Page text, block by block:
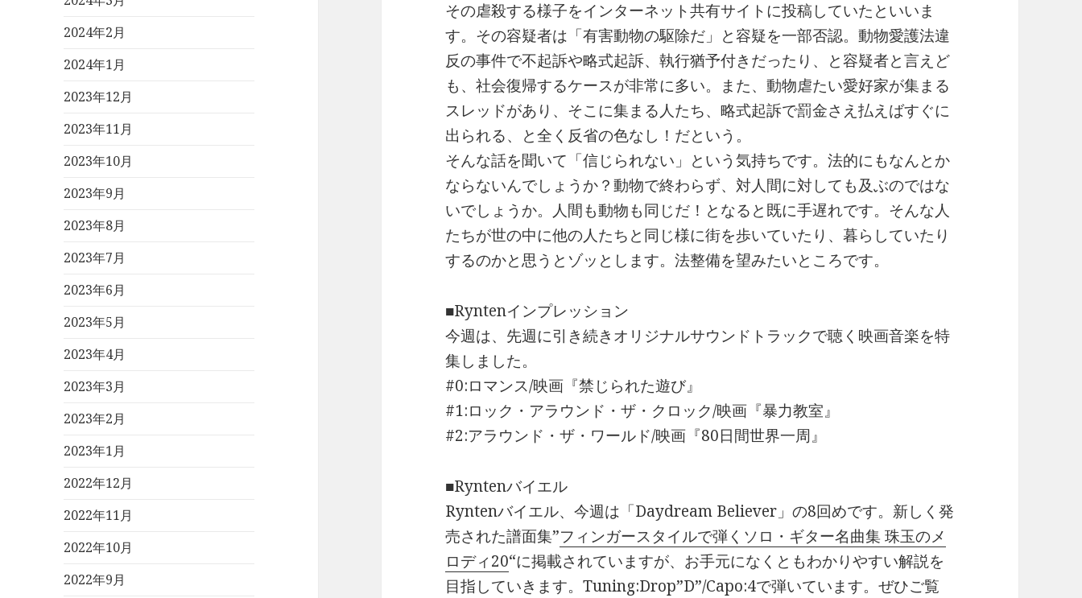
2024年2月
2024年1月
2023年12月
2023年11月
2023年10月
2023年9月
2023年8月
2023年7月
2023年6月
2023年5月
2023年4月
2023年3月
2023年2月
2023年1月
2022年12月
2022年11月
2022年10月
2022年9月
その虐殺する様子をインターネット共有サイトに投稿していたといいま
す。その容疑者は「有害動物の駆除だ」と容疑を一部否認。動物愛護法違
反の事件で不起訴や略式起訴、執行猶予付きだったり、と容疑者と言えど
も、社会復帰するケースが非常に多い。また、動物虐たい愛好家が集まる
スレッドがあり、そこに集まる人たち、略式起訴で罰金さえ払えばすぐに
出られる、と全く反省の色なし！だという。
そんな話を聞いて「信じられない」という気持ちです。法的にもなんとか
ならないんでしょうか？動物で終わらず、対人間に対しても及ぶのではな
いでしょうか。人間も動物も同じだ！となると既に手遅れです。そんな人
たちが世の中に他の人たちと同じ様に街を歩いていたり、暮らしていたり
するのかと思うとゾッとします。法整備を望みたいところです。
■Ryntenインプレッション
今週は、先週に引き続きオリジナルサウンドトラックで聴く映画音楽を特
集しました。
#0:ロマンス/映画『禁じられた遊び』
#1:ロック・アラウンド・ザ・クロック/映画『暴力教室』
#2:アラウンド・ザ・ワールド/映画『80日間世界一周』
■Ryntenバイエル
Ryntenバイエル、今週は「Daydream Believer」の8回めです。新しく発
売された譜面集”フィンガースタイルで弾くソロ・ギター名曲集 珠玉のメ
ロディ20“に掲載されていますが、お手元になくともわかりやすい解説を
目指していきます。Tuning:Drop”D”/Capo:4で弾いています。ぜひご覧